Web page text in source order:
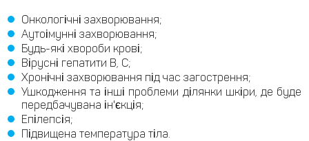
Онкологічні захворювання;
Аутоімунні захворювання;
Будь-які хвороби крові;
Вірусні гепатити В, С;
Хронічні захворювання під час загострення;
Ушкодження та інші проблеми ділянки шкіри, де буде
передбачувана ін'єкція;
Епілепсія;
Підвищена температура тіла.